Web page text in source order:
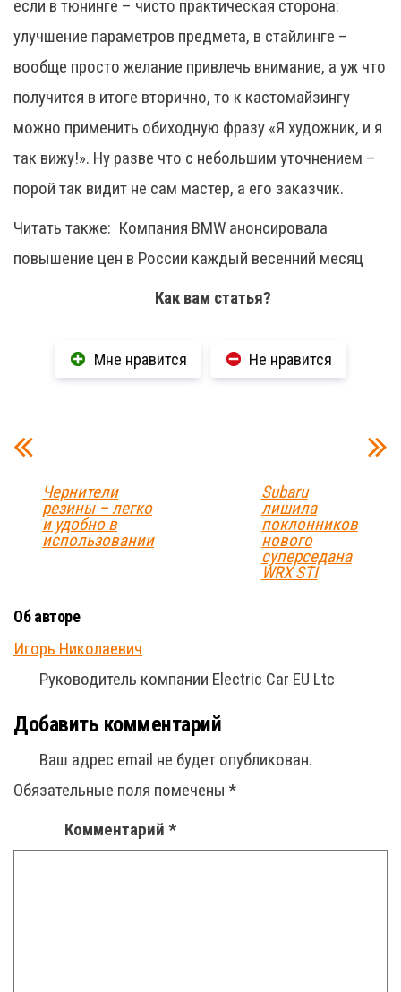
если в тюнинге – чисто практическая сторона:
улучшение параметров предмета, в стайлинге –
вообще просто желание привлечь внимание, а уж что
получится в итоге вторично, то к кастомайзингу
можно применить обиходную фразу «Я художник, и я
так вижу!». Ну разве что с небольшим уточнением –
порой так видит не сам мастер, а его заказчик.
Читать также: Компания BMW анонсировала
повышение цен в России каждый весенний месяц
Как вам статья?
Мне нравится Не нравится
Чернители
резины – легко
и удобно в
использовании
Subaru
лишила
поклонников
нового
суперседана
WRX STI
Об авторе
Игорь Николаевич
Руководитель компании Electric Car EU Ltc
Добавить комментарий
Ваш адрес email не будет опубликован.
Обязательные поля помечены *
Комментарий *